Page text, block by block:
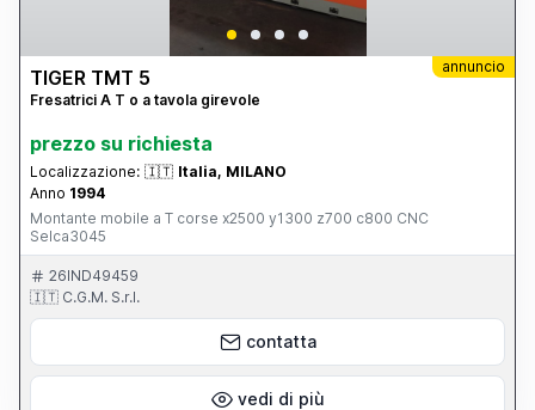
annuncio
TIGER TMT 5
Fresatrici A T o a tavola girevole
prezzo su richiesta
Localizzazione: 🇮🇹 Italia, MILANO
Anno 1994
Montante mobile a T corse x2500 y1300 z700 c800 CNC
Selca3045
26IND49459
🇮🇹 C.G.M. S.r.l.
contatta
vedi di più